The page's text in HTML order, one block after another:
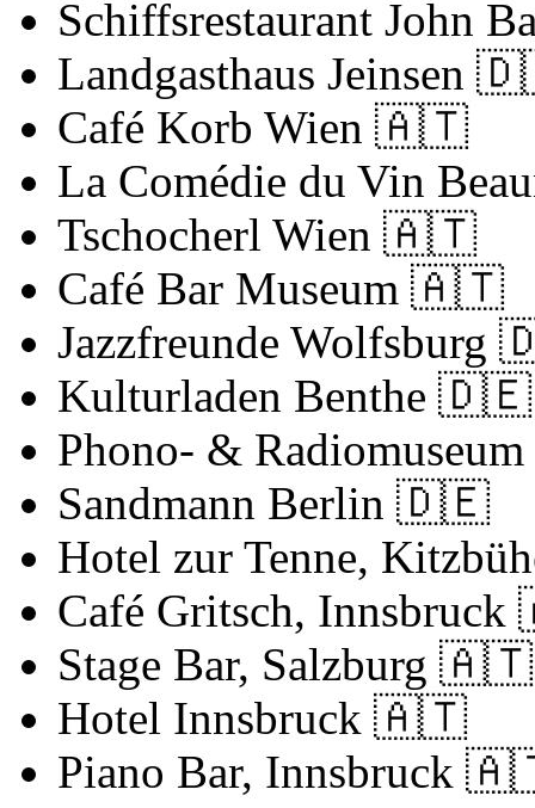
Schiffsrestaurant John
Landgasthaus Jeinsen
Café Korb Wien 🇦🇹
La Comédie du Vin
Tschocherl Wien 🇦🇹
Café Bar Museum 🇦🇹
Jazzfreunde Wolfsburg
Kulturladen Benthe 🇩🇪
Phono- &
Sandmann Berlin 🇩🇪
Hotel zur Tenne,
Café Gritsch, Innsbruck
Stage Bar, Salzburg 🇦🇹
Hotel Innsbruck 🇦🇹
Piano Bar, Innsbruck